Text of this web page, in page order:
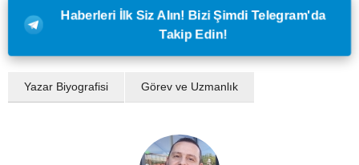
Haberleri İlk Siz Alın! Bizi Şimdi Telegram'da
Takip Edin!
Yazar Biyografisi Görev ve Uzmanlık